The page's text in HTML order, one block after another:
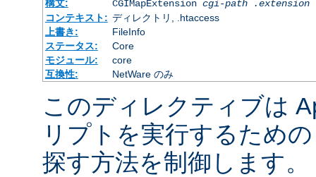
構文:
CGIMapExtension cgi-path
.extension
コンテキスト: ディレクトリ, .htaccess
上書き:
FileInfo
ステータス:
Core
モジュール:
core
互換性:
NetWare のみ
このディレクティブは
リプトを実行するため
探す方法を制御します